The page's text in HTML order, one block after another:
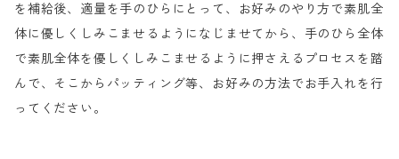
を補給後、適量を手のひらにとって、お好みのやり方で素肌全
体に優しくしみこませるようになじませてから、手のひら全体
で素肌全体を優しくしみこませるように押さえるプロセスを踏
んで、そこからパッティング等、お好みの方法でお手入れを行
ってください。